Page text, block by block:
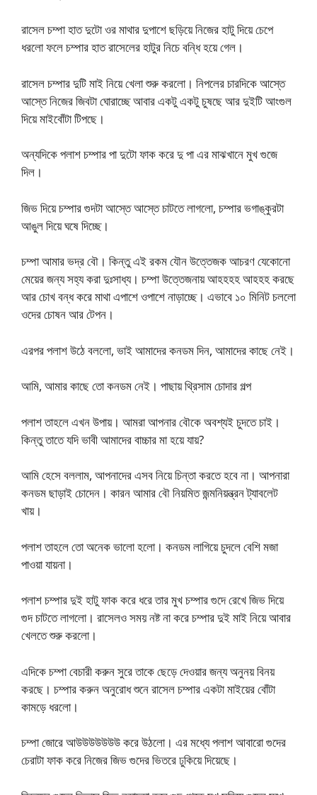
রাসেল চম্পা হাত দুটো ওর মাথার দুপাশে ছড়িয়ে নিজের হাটু দিয়ে চেপে
ধরলো ফলে চম্পার হাত রাসেলের হাটুর নিচে বন্ধি হয়ে গেল।
রাসেল চম্পার দুটি মাই নিয়ে খেলা শুরু করলো। নিপলের চারদিকে আস্তে
আস্তে নিজের জিবটা ঘোরাচ্ছে আবার একটু একটু চুষছে আর দুইটি আংগুল
দিয়ে মাইবোঁটা টিপছে।
অন্যদিকে পলাশ চম্পার পা দুটো ফাক করে দু পা এর মাঝখানে মুখ গুজে
দিল।
জিভ দিয়ে চম্পার গুদটা আস্তে আস্তে চাটতে লাগলো, চম্পার ভগাঙ্কুরটা
আঙুল দিয়ে ঘষে দিচ্ছে।
চম্পা আমার ভদ্র বৌ। কিন্তু এই রকম যৌন উত্তেজক আচরণ যেকোনো
মেয়ের জন্য সহ্য করা দুঃসাধ্য। চম্পা উত্তেজনায় আহহহহ আহহহ করছে
আর চোখ বন্ধ করে মাথা এপাশে ওপাশে নাড়াচ্ছে। এভাবে ১০ মিনিট চললো
ওদের চোষন আর টেপন।
এরপর পলাশ উঠে বললো, ভাই আমাদের কনডম দিন, আমাদের কাছে নেই।
আমি, আমার কাছে তো কনডম নেই। পাছায় থ্রিসাম চোদার গল্প
পলাশ তাহলে এখন উপায়। আমরা আপনার বৌকে অবশ্যই চুদতে চাই।
কিন্তু তাতে যদি ভাবী আমাদের বাচ্চার মা হয়ে যায়?
আমি হেসে বললাম, আপনাদের এসব নিয়ে চিন্তা করতে হবে না। আপনারা
কনডম ছাড়াই চোদেন। কারন আমার বৌ নিয়মিত জন্মনিয়ন্ত্রন ট্যাবলেট
খায়।
পলাশ তাহলে তো অনেক ভালো হলো। কনডম লাগিয়ে চুদলে বেশি মজা
পাওয়া যায়না।
পলাশ চম্পার দুই হাটু ফাক করে ধরে তার মুখ চম্পার গুদে রেখে জিভ দিয়ে
গুদ চাটতে লাগলো। রাসেলও সময় নষ্ট না করে চম্পার দুই মাই নিয়ে আবার
খেলতে শুরু করলো।
এদিকে চম্পা বেচারী করুন সুরে তাকে ছেড়ে দেওয়ার জন্য অনুনয় বিনয়
করছে। চম্পার করুন অনুরোধ শুনে রাসেল চম্পার একটা মাইয়ের বোঁটা
কামড়ে ধরলো।
চম্পা জোরে আউউউউউউউ করে উঠলো। এর মধ্যে পলাশ আবারো গুদের
চেরাটা ফাক করে নিজের জিভ গুদের ভিতরে ঢুকিয়ে দিয়েছে।